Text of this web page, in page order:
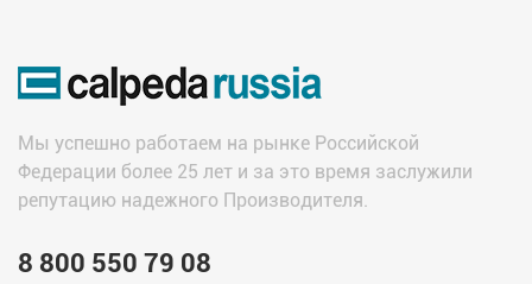
Мы успешно работаем на рынке Российской
Федерации более 25 лет и за это время заслужили
репутацию надежного Производителя.
8 800 550 79 08